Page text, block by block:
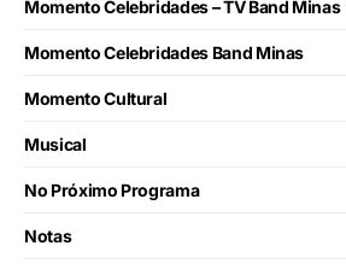
Momento Celebridades – TV Band Minas
Momento Celebridades Band Minas
Momento Cultural
Musical
No Próximo Programa
Notas